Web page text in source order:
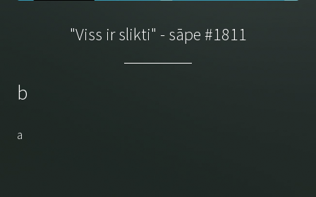
"Viss ir slikti" - sāpe #1811
b
a